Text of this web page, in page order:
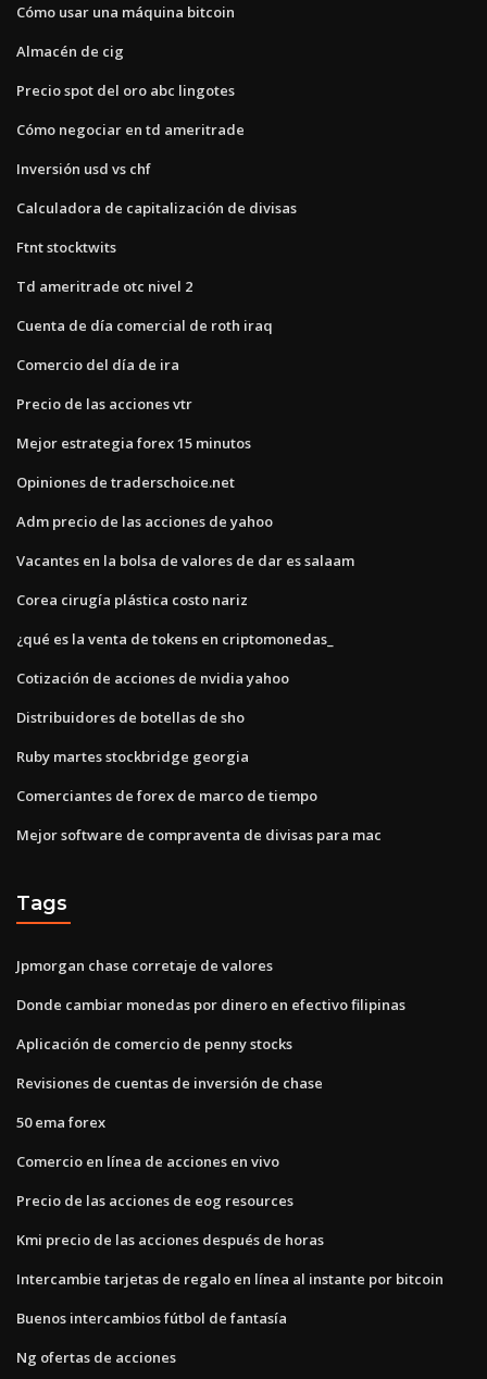
Cómo usar una máquina bitcoin
Almacén de cig
Precio spot del oro abc lingotes
Cómo negociar en td ameritrade
Inversión usd vs chf
Calculadora de capitalización de divisas
Ftnt stocktwits
Td ameritrade otc nivel 2
Cuenta de día comercial de roth iraq
Comercio del día de ira
Precio de las acciones vtr
Mejor estrategia forex 15 minutos
Opiniones de traderschoice.net
Adm precio de las acciones de yahoo
Vacantes en la bolsa de valores de dar es salaam
Corea cirugía plástica costo nariz
¿qué es la venta de tokens en criptomonedas_
Cotización de acciones de nvidia yahoo
Distribuidores de botellas de sho
Ruby martes stockbridge georgia
Comerciantes de forex de marco de tiempo
Mejor software de compraventa de divisas para mac
Tags
Jpmorgan chase corretaje de valores
Donde cambiar monedas por dinero en efectivo filipinas
Aplicación de comercio de penny stocks
Revisiones de cuentas de inversión de chase
50 ema forex
Comercio en línea de acciones en vivo
Precio de las acciones de eog resources
Kmi precio de las acciones después de horas
Intercambie tarjetas de regalo en línea al instante por bitcoin
Buenos intercambios fútbol de fantasía
Ng ofertas de acciones